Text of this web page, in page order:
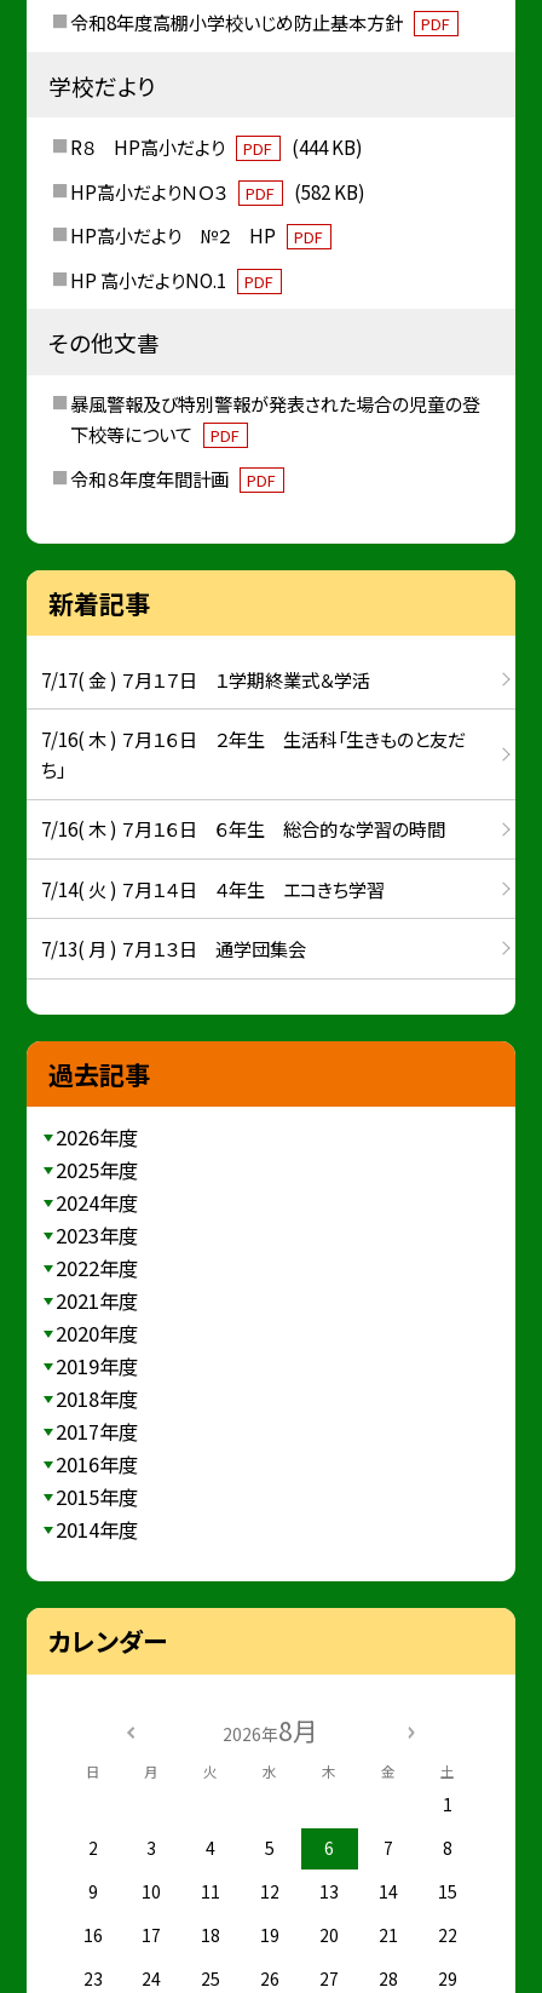
令和8年度高棚小学校いじめ防止基本方針 PDF
学校だより
R８ HP高小だより PDF
(444 KB)
HP高小だよりＮＯ３
PDF
(582 KB)
HP高小だより №２ HP
PDF
HP 高小だよりNO.1 PDF
その他文書
暴風警報及び特別警報が発表された場合の児童の登
下校等について
PDF
令和８年度年間計画 PDF
新着記事
7/17( 金 ) ７月１７日 １学期終業式＆学活
7/16( 木 ) ７月１６日 ２年生 生活科「生きものと友だ
ち」
7/16( 木 ) ７月１６日 ６年生 総合的な学習の時間
7/14( 火 ) ７月１４日 ４年生 エコきち学習
7/13( 月 ) ７月１３日 通学団集会
過去記事
2026年度
2025年度
2024年度
2023年度
2022年度
2021年度
2020年度
2019年度
2018年度
2017年度
2016年度
2015年度
2014年度
カレンダー
2026年8月
日 月 火 水 木 金 土
1
2
3 4 5 6 7
8
9
10 11 12 13 14
15
16
17 18 19 20 21
22
23
24 25 26 27 28
29